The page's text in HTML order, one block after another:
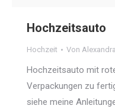
Hochzeitsauto
Hochzeit Von
Hochzeitsauto mit
Verpackungen zu
siehe meine